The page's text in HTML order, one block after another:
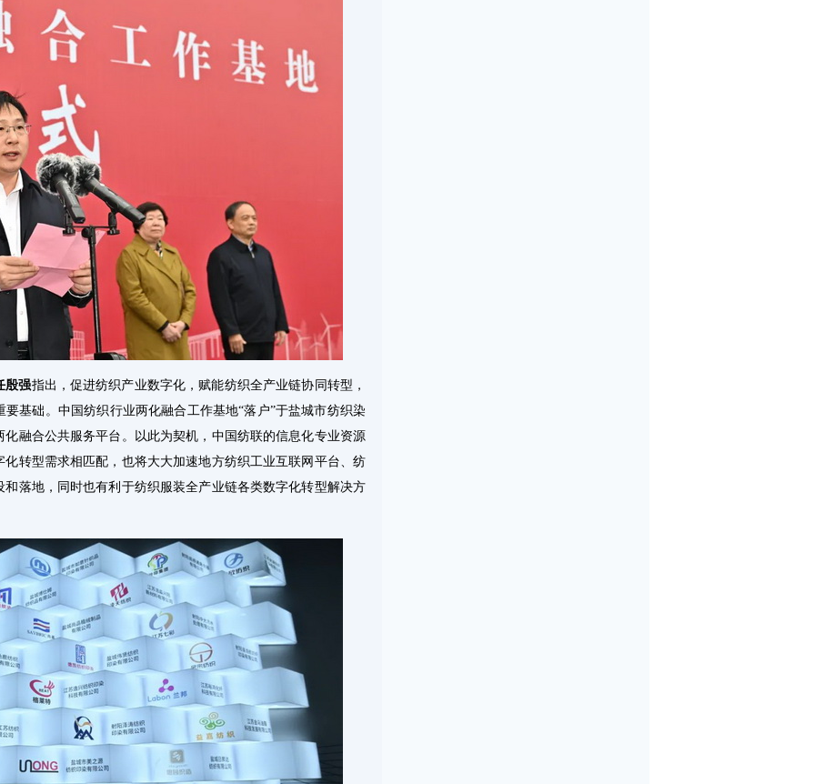
殷强指出，促进纺织产业数字化，赋能纺织全产业链协同转型，
基础。中国纺织行业两化融合工作基地“落户”于盐城市纺织染
融合公共服务平台。以此为契机，中国纺联的信息化专业资源
转型需求相匹配，也将大大加速地方纺织工业互联网平台、纺
落地，同时也有利于纺织服装全产业链各类数字化转型解决方